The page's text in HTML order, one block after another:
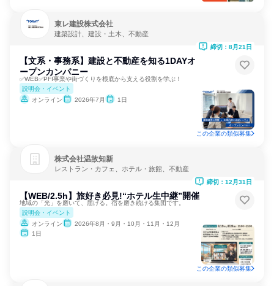
東レ建設株式会社
建築設計、建設・土木、不動産
【文系・事務系】建設と不動産を知る1DAYオ
ープンカンパニー
✅WEB✅PFI事業や街づくりを根底から支える役割を学ぶ！
説明会・イベント
オンライン
2026年7月 1日
締切：8月21日
この企業の類似募集
株式会社温故知新
レストラン・カフェ、ホテル・旅館、不動産
【WEB/2.5h】旅好き必見!“ホテル生中継”開催
地域の「光」を磨いて、届ける。宿を磨き続ける集団です。
説明会・イベント
オンライン
2026年8月・9月・10月・11月・12月
1日
締切：12月31日
この企業の類似募集